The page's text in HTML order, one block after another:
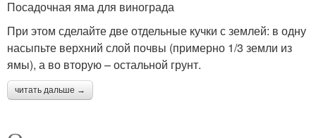
Посадочная яма для винограда
При этом сделайте две отдельные кучки с землей: в одну
насыпьте верхний слой почвы (примерно 1/3 земли из
ямы), а во вторую – остальной грунт.
читать дальше →